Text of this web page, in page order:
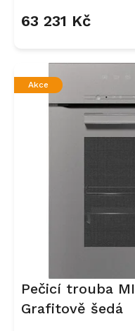
63 231 Kč
Akce
Pečicí trouba
Grafitově šedá